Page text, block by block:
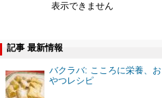
表示できません
記事 最新情報
バクラバ: こころに栄養、お
やつレシピ